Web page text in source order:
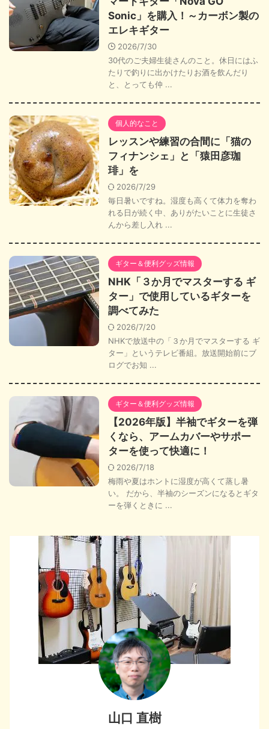
Sonic」を購入！～カーボン製の
エレキギター
2026/7/30
30代のご夫婦生徒さんのこと。休日にはふ
たりで釣りに出かけたりお酒を飲んだり
と、とっても仲 ...
個人的なこと
レッスンや練習の合間に「猫の
フィナンシェ」と「猿田彦珈
琲」を
2026/7/29
毎日暑いですね。湿度も高くて体力を奪わ
れる日が続く中、ありがたいことに生徒さ
んから差し入れ ...
ギター＆便利グッズ情報
NHK「３か月でマスターする ギ
ター」で使用しているギターを
調べてみた
2026/7/20
NHKで放送中の「３か月でマスターする ギ
ター」というテレビ番組。放送開始前にブ
ログでお知 ...
ギター＆便利グッズ情報
【2026年版】半袖でギターを弾
くなら、アームカバーやサポー
ターを使って快適に！
2026/7/18
梅雨や夏はホントに湿度が高くて蒸し暑
い。 だから、半袖のシーズンになるとギタ
ーを弾くときに ...
山口 直樹